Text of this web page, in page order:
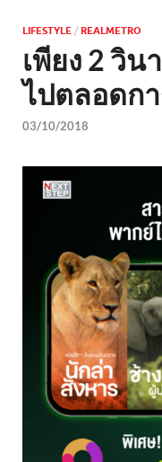
LIFESTYLE / REALMETRO
เพียง 2 วิ
ไปตลอดก
03/10/2018